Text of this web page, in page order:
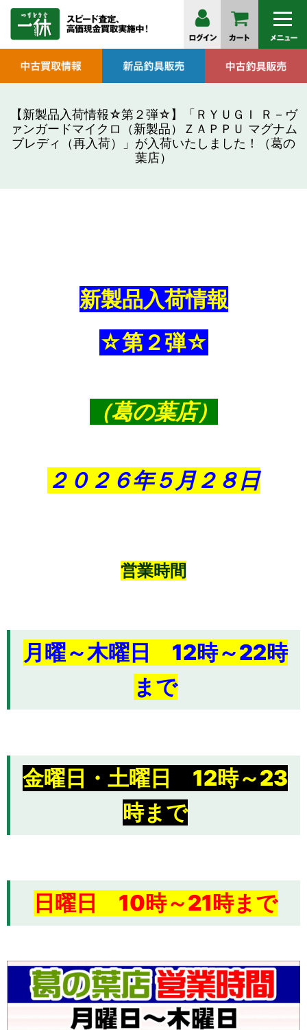
【新製品入荷情報☆第２弾☆】「ＲＹＵＧＩ Ｒ－ヴ
ァンガードマイクロ（新製品）ＺＡＰＰＵ マグナム
ブレディ（再入荷）」が入荷いたしました！（葛の
葉店）
新製品入荷情報
☆第２弾☆
（葛の葉店）
２０２６年５月２８日
営業時間
月曜～木曜日 12時～22時
まで
金曜日・土曜日 12時～23
時まで
日曜日 10時～21時まで